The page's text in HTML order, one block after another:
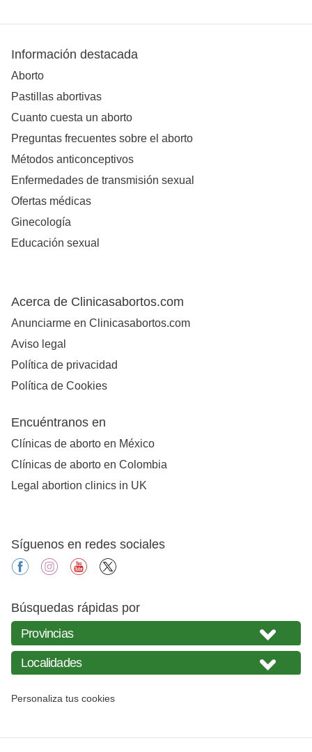
Información destacada
Aborto
Pastillas abortivas
Cuanto cuesta un aborto
Preguntas frecuentes sobre el aborto
Métodos anticonceptivos
Enfermedades de transmisión sexual
Ofertas médicas
Ginecología
Educación sexual
Acerca de Clinicasabortos.com
Anunciarme en Clinicasabortos.com
Aviso legal
Política de privacidad
Política de Cookies
Encuéntranos en
Clínicas de aborto en México
Clínicas de aborto en Colombia
Legal abortion clinics in UK
Síguenos en redes sociales
facebookinstagramyoutube
Búsquedas rápidas por
Personaliza tus cookies